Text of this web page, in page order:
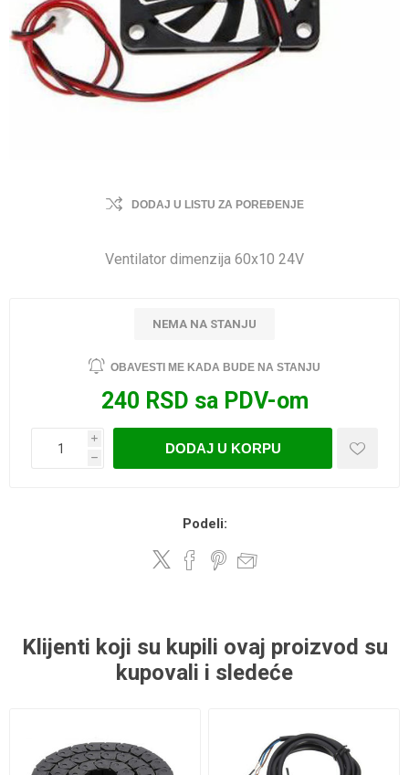
DODAJ U LISTU ZA POREĐENJE
Ventilator dimenzija 60x10 24V
NEMA NA STANJU
OBAVESTI ME KADA BUDE NA STANJU
240 RSD sa PDV-om
i
h
DODAJ U KORPU
Podeli:
Klijenti koji su kupili ovaj proizvod su
kupovali i sledeće